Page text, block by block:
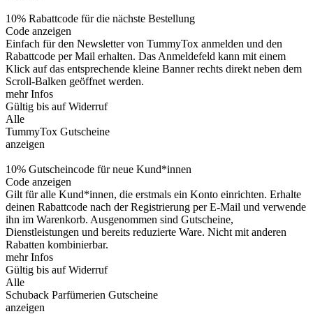
10% Rabattcode für die nächste Bestellung
Code anzeigen
Einfach für den Newsletter von TummyTox anmelden und den
Rabattcode per Mail erhalten. Das Anmeldefeld kann mit einem
Klick auf das entsprechende kleine Banner rechts direkt neben dem
Scroll-Balken geöffnet werden.
mehr Infos
Gültig bis auf Widerruf
Alle
TummyTox Gutscheine
anzeigen
10% Gutscheincode für neue Kund*innen
Code anzeigen
Gilt für alle Kund*innen, die erstmals ein Konto einrichten. Erhalte
deinen Rabattcode nach der Registrierung per E-Mail und verwende
ihn im Warenkorb. Ausgenommen sind Gutscheine,
Dienstleistungen und bereits reduzierte Ware. Nicht mit anderen
Rabatten kombinierbar.
mehr Infos
Gültig bis auf Widerruf
Alle
Schuback Parfümerien Gutscheine
anzeigen